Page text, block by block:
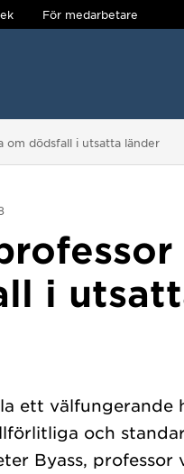
För medarbetare
om dödsfall i utsatta länder
i
ett välfungerande
och
Byass,